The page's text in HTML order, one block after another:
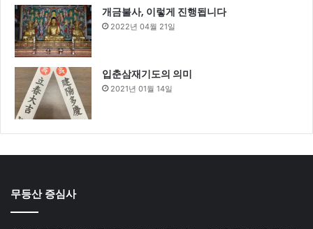
개금불사, 이렇게 진행됩니다
2022년 04월 21일
입춘삼재기도의 의미
2021년 01월 14일
무등산 증심사